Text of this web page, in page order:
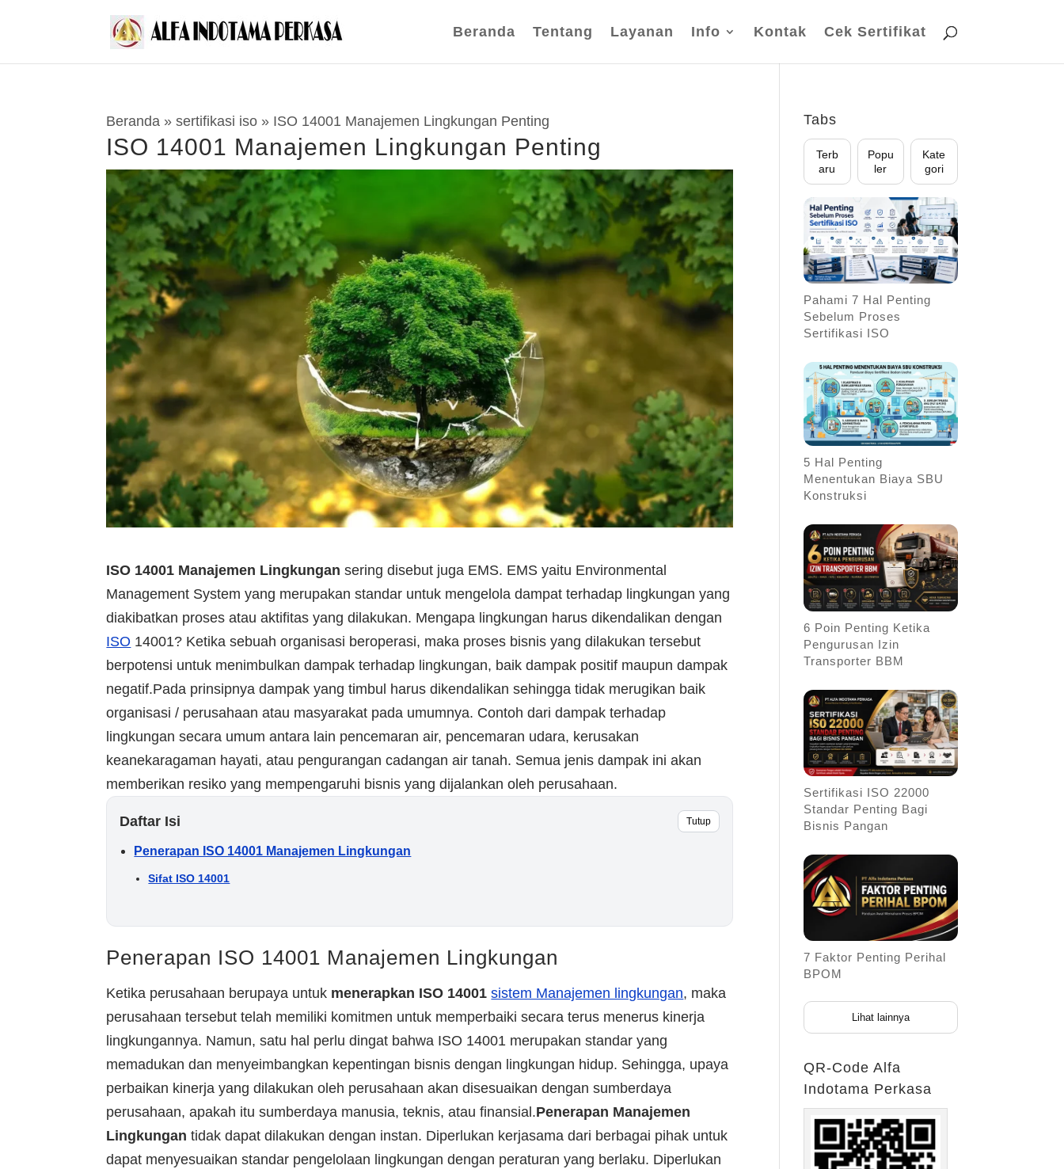
Beranda Tentang Layanan Info Kontak Cek Sertifikat
Beranda »sertifikasi iso » ISO 14001 Manajemen Lingkungan Penting
ISO 14001 Manajemen Lingkungan Penting
ISO 14001 Manajemen Lingkungan sering disebut juga EMS. EMS yaitu Environmental
Management System yang merupakan standar untuk mengelola dampat terhadap lingkungan yang
diakibatkan proses atau aktifitas yang dilakukan. Mengapa lingkungan harus dikendalikan dengan
ISO 14001? Ketika sebuah organisasi beroperasi, maka proses bisnis yang dilakukan tersebut
berpotensi untuk menimbulkan dampak terhadap lingkungan, baik dampak positif maupun dampak
negatif.Pada prinsipnya dampak yang timbul harus dikendalikan sehingga tidak merugikan baik
organisasi / perusahaan atau masyarakat pada umumnya. Contoh dari dampak terhadap
lingkungan secara umum antara lain pencemaran air, pencemaran udara, kerusakan
keanekaragaman hayati, atau pengurangan cadangan air tanah. Semua jenis dampak ini akan
memberikan resiko yang mempengaruhi bisnis yang dijalankan oleh perusahaan.
Daftar Isi Tutup
Penerapan ISO 14001 Manajemen Lingkungan
Sifat ISO 14001
Penerapan ISO 14001 Manajemen Lingkungan
Ketika perusahaan berupaya untuk menerapkan ISO 14001 sistem Manajemen lingkungan, maka
perusahaan tersebut telah memiliki komitmen untuk memperbaiki secara terus menerus kinerja
lingkungannya. Namun, satu hal perlu dingat bahwa ISO 14001 merupakan standar yang
memadukan dan menyeimbangkan kepentingan bisnis dengan lingkungan hidup. Sehingga, upaya
perbaikan kinerja yang dilakukan oleh perusahaan akan disesuaikan dengan sumberdaya
perusahaan, apakah itu sumberdaya manusia, teknis, atau finansial.Penerapan Manajemen
Lingkungan tidak dapat dilakukan dengan instan. Diperlukan kerjasama dari berbagai pihak untuk
dapat menyesuaikan standar pengelolaan lingkungan dengan peraturan yang berlaku. Diperlukan
Tabs
Terb
aru
Popu
ler
Kate
gori
Pahami 7 Hal Penting
Sebelum Proses
Sertifikasi ISO
5 Hal Penting
Menentukan Biaya SBU
Konstruksi
6 Poin Penting Ketika
Pengurusan Izin
Transporter BBM
Sertifikasi ISO 22000
Standar Penting Bagi
Bisnis Pangan
7 Faktor Penting Perihal
BPOM
Lihat lainnya
QR-Code Alfa
Indotama Perkasa